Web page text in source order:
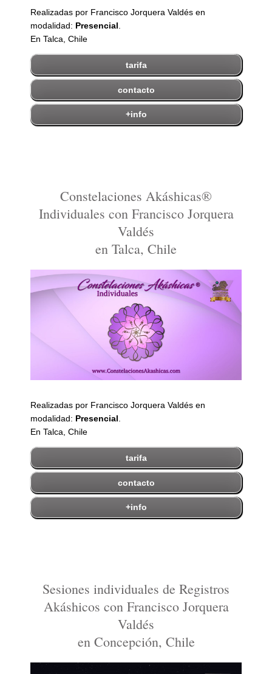
Realizadas por Francisco Jorquera Valdés en
modalidad: Presencial.
En Talca, Chile
tarifa
contacto
+info
Constelaciones Akáshicas®
Individuales con Francisco Jorquera
Valdés
en Talca, Chile
Realizadas por Francisco Jorquera Valdés en
modalidad: Presencial
En Talca, Chile
tarifa
contacto
+info
Sesiones individuales de Registros
Akáshicos con Francisco Jorquera
Valdés
en Concepción, Chile